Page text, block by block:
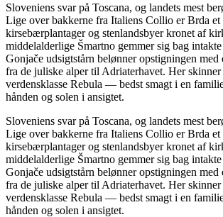
Sloveniens svar på Toscana, og landets mest
Lige over bakkerne fra Italiens Collio er Brda et
kirsebærplantager og stenlandsbyer kronet af
middelalderlige Šmartno gemmer sig bag
Gonjače udsigtstårn belønner opstigningen med
fra de juliske alper til Adriaterhavet. Her
verdensklasse Rebula — bedst smagt i en
hånden og solen i ansigtet.
Sloveniens svar på Toscana, og landets mest
Lige over bakkerne fra Italiens Collio er Brda et
kirsebærplantager og stenlandsbyer kronet af
middelalderlige Šmartno gemmer sig bag
Gonjače udsigtstårn belønner opstigningen med
fra de juliske alper til Adriaterhavet. Her
verdensklasse Rebula — bedst smagt i en
hånden og solen i ansigtet.